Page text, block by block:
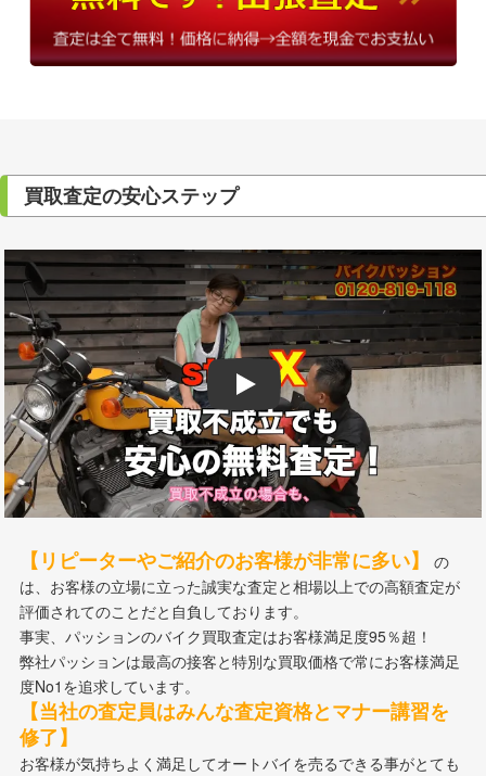
買取査定の安心ステップ
Play
【リピーターやご紹介のお客様が非常に多い】
は、お客様の立場に立った誠実な査定と相場以上での高額査定が
評価されてのことだと自負しております。
事実、パッションのバイク買取査定はお客様満足度95％超！
弊社パッションは最高の接客と特別な買取価格で常にお客様満足
度No1を追求しています。
【当社の査定員はみんな査定資格とマナー講習を
修了】
お客様が気持ちよく満足してオートバイを売るできる事がとても